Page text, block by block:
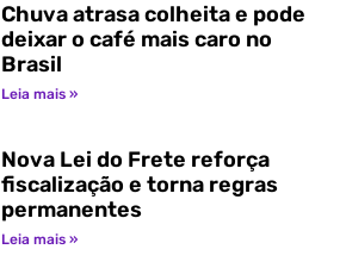
Chuva atrasa colheita e pode
deixar o café mais caro no
Brasil
Leia mais »
Nova Lei do Frete reforça
fiscalização e torna regras
permanentes
Leia mais »